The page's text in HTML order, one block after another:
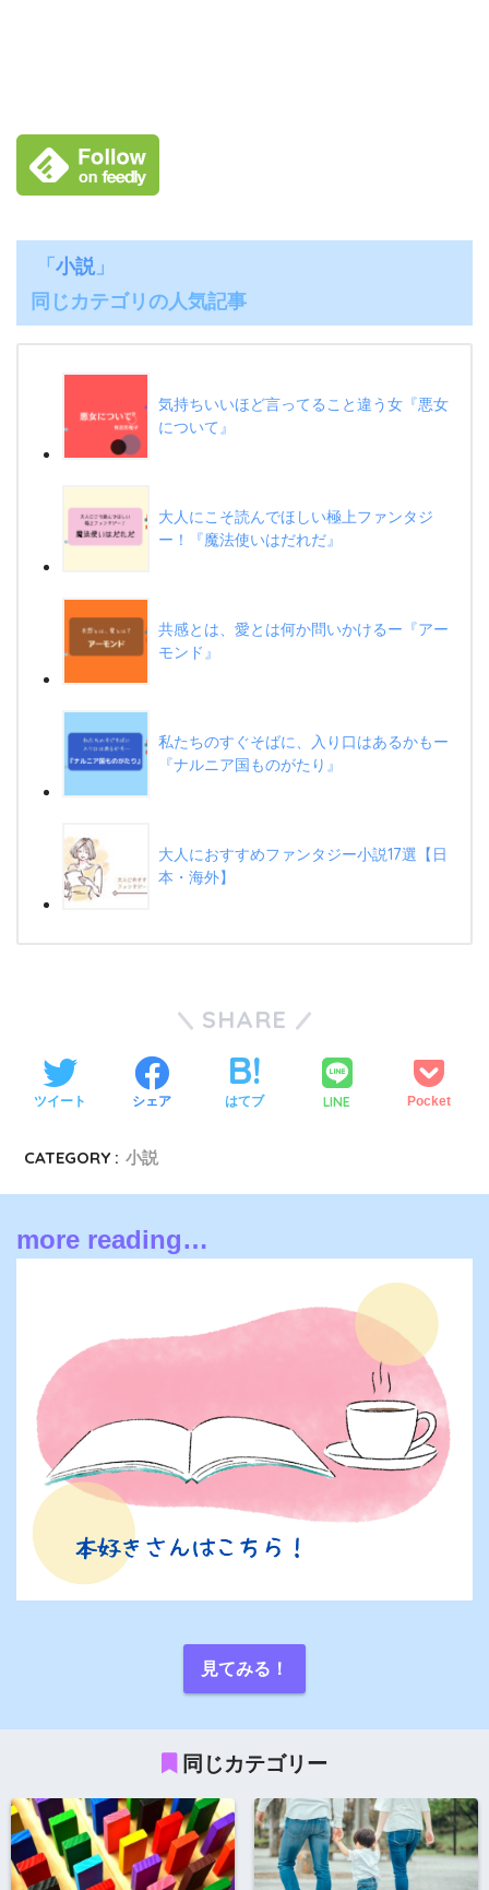
「小説 」
同じカテゴリの人気記事
気持ちいいほど言ってること違う女『悪女
について』
大人にこそ読んでほしい極上ファンタジ
ー！『魔法使いはだれだ』
共感とは、愛とは何か問いかけるー『アー
モンド』
私たちのすぐそばに、入り口はあるかもー
『ナルニア国ものがたり』
大人におすすめファンタジー小説17選【日
本・海外】
SHARE
ツイート シェア はてブ LINE Pocket
CATEGORY : 小説
more reading…
見てみる！
同じカテゴリー